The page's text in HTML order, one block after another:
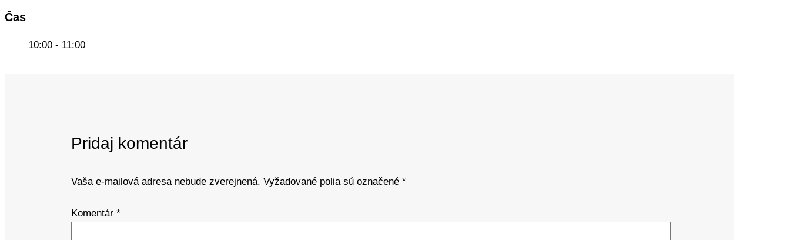
Čas
10:00 - 11:00
Pridaj komentár
Vaša e-mailová adresa nebude zverejnená. Vyžadované polia sú označené*
Komentár*